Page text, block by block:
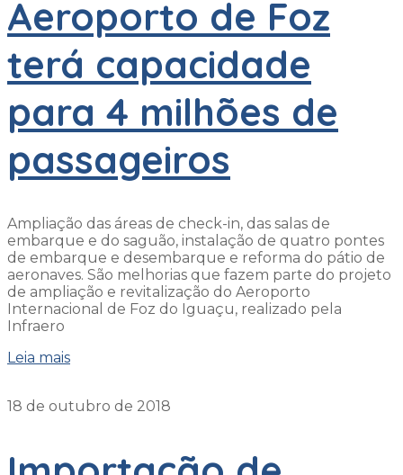
Aeroporto de Foz
terá capacidade
para 4 milhões de
passageiros
Ampliação das áreas de check-in, das salas de
embarque e do saguão, instalação de quatro pontes
de embarque e desembarque e reforma do pátio de
aeronaves. São melhorias que fazem parte do projeto
de ampliação e revitalização do Aeroporto
Internacional de Foz do Iguaçu, realizado pela
Infraero
Leia mais
18 de outubro de 2018